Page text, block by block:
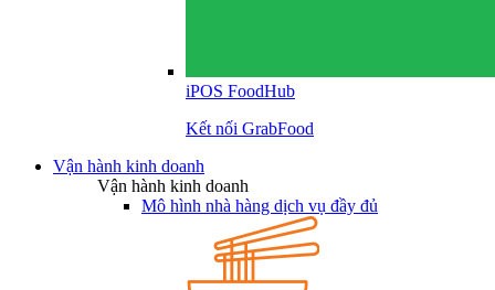
iPOS FoodHub
Kết nối GrabFood
Vận hành kinh doanh
Vận hành kinh doanh
Mô hình nhà hàng dịch vụ đầy đủ